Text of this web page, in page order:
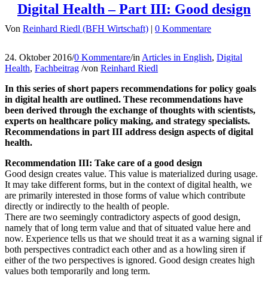
Digital Health – Part III: Good design
Von Reinhard Riedl (BFH Wirtschaft) | 0 Kommentare
24. Oktober 2016/0 Kommentare/in Articles in English, Digital
Health, Fachbeitrag /von Reinhard Riedl
In this series of short papers recommendations for policy goals
in digital health are outlined. These recommendations have
been derived through the exchange of thoughts with scientists,
experts on healthcare policy making, and strategy specialists.
Recommendations in part III address design aspects of digital
health.
Recommendation III: Take care of a good design
Good design creates value. This value is materialized during usage.
It may take different forms, but in the context of digital health, we
are primarily interested in those forms of value which contribute
directly or indirectly to the health of people.
There are two seemingly contradictory aspects of good design,
namely that of long term value and that of situated value here and
now. Experience tells us that we should treat it as a warning signal if
both perspectives contradict each other and as a howling siren if
either of the two perspectives is ignored. Good design creates high
values both temporarily and long term.